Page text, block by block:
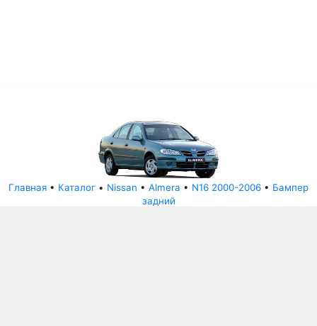
Главная • Каталог • Nissan • Almera • N16 2000-2006 • Бампер
задний